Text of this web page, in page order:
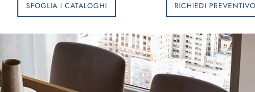
SFOGLIA I CATALOGHI RICHIEDI